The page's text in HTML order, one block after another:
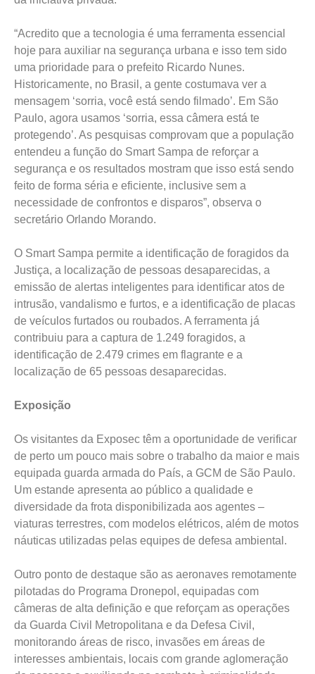
“Acredito que a tecnologia é uma ferramenta essencial
hoje para auxiliar na segurança urbana e isso tem sido
uma prioridade para o prefeito Ricardo Nunes.
Historicamente, no Brasil, a gente costumava ver a
mensagem ‘sorria, você está sendo filmado’. Em São
Paulo, agora usamos ‘sorria, essa câmera está te
protegendo’. As pesquisas comprovam que a população
entendeu a função do Smart Sampa de reforçar a
segurança e os resultados mostram que isso está sendo
feito de forma séria e eficiente, inclusive sem a
necessidade de confrontos e disparos”, observa o
secretário Orlando Morando.
O Smart Sampa permite a identificação de foragidos da
Justiça, a localização de pessoas desaparecidas, a
emissão de alertas inteligentes para identificar atos de
intrusão, vandalismo e furtos, e a identificação de placas
de veículos furtados ou roubados. A ferramenta já
contribuiu para a captura de 1.249 foragidos, a
identificação de 2.479 crimes em flagrante e a
localização de 65 pessoas desaparecidas.
Exposição
Os visitantes da Exposec têm a oportunidade de verificar
de perto um pouco mais sobre o trabalho da maior e mais
equipada guarda armada do País, a GCM de São Paulo.
Um estande apresenta ao público a qualidade e
diversidade da frota disponibilizada aos agentes –
viaturas terrestres, com modelos elétricos, além de motos
náuticas utilizadas pelas equipes de defesa ambiental.
Outro ponto de destaque são as aeronaves remotamente
pilotadas do Programa Dronepol, equipadas com
câmeras de alta definição e que reforçam as operações
da Guarda Civil Metropolitana e da Defesa Civil,
monitorando áreas de risco, invasões em áreas de
interesses ambientais, locais com grande aglomeração